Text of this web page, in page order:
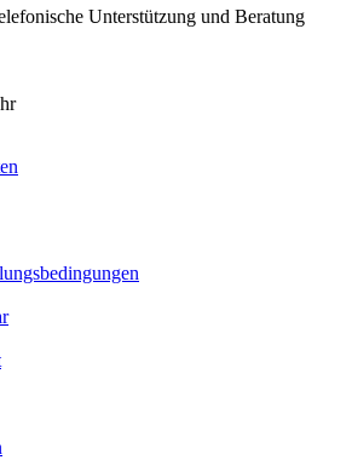
Unterstützung und Beratung